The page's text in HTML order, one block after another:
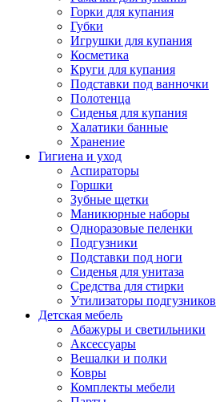
Горки для купания
Губки
Игрушки для купания
Косметика
Круги для купания
Подставки под ванночки
Полотенца
Сиденья для купания
Халатики банные
Хранение
Гигиена и уход
Аспираторы
Горшки
Зубные щетки
Маникюрные наборы
Одноразовые пеленки
Подгузники
Подставки под ноги
Сиденья для унитаза
Средства для стирки
Утилизаторы подгузников
Детская мебель
Абажуры и светильники
Аксессуары
Вешалки и полки
Ковры
Комплекты мебели